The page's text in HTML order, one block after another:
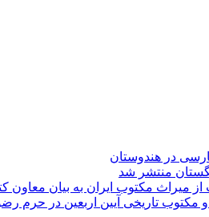
میراث مکتوب ایران به بیان معاون
و مکتوب تاریخی آیین اربعین در حرم